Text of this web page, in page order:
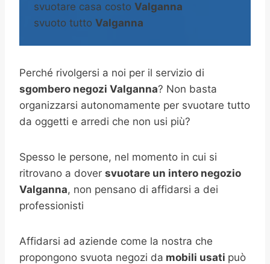
svuotare casa costo Valganna
svuoto tutto Valganna
Perché rivolgersi a noi per il servizio di
sgombero negozi Valganna? Non basta
organizzarsi autonomamente per svuotare tutto
da oggetti e arredi che non usi più?
Spesso le persone, nel momento in cui si
ritrovano a dover svuotare un intero negozio
Valganna, non pensano di affidarsi a dei
professionisti
Affidarsi ad aziende come la nostra che
propongono svuota negozi da mobili usati può